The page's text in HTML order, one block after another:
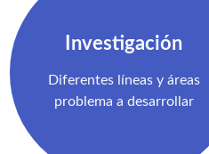
Investigación
Diferentes líneas y áreas
problema a desarrollar